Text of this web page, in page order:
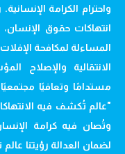
واحترام الكرامة
انتهاكات حقوق الإنسان،
المساءلة لمكافحة
الانتقالية والإصلاح
مستدامًا وتعافيًا
"عالم تُكشف فيه
وتُصان فيه كرامة
لضمان العدالة رؤيتنا